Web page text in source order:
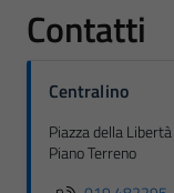
Contatti
Centralino
Piazza della
Piano Terreno